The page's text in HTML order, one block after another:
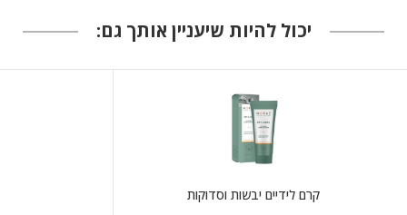
יכול להיות שיעניין אותך גם:
קרם לידיים יבשות וסדוקות